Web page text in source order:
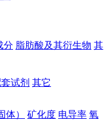
分 脂肪酸及其衍生物 其
试剂 其它
体） 矿化度 电导率 氧